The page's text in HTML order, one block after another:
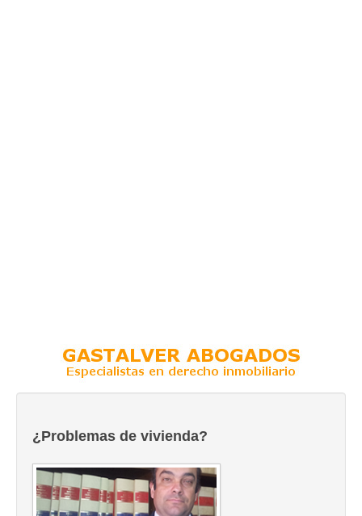
¿Problemas de vivienda?